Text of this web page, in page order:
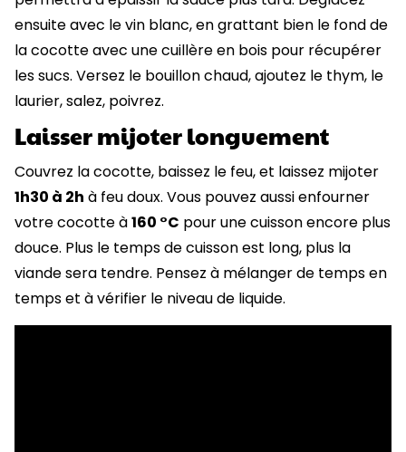
ensuite avec le vin blanc, en grattant bien le fond de
la cocotte avec une cuillère en bois pour récupérer
les sucs. Versez le bouillon chaud, ajoutez le thym, le
laurier, salez, poivrez.
Laisser mijoter longuement
Couvrez la cocotte, baissez le feu, et laissez mijoter
1h30 à 2h à feu doux. Vous pouvez aussi enfourner
votre cocotte à160 °C pour une cuisson encore plus
douce. Plus le temps de cuisson est long, plus la
viande sera tendre. Pensez à mélanger de temps en
temps et à vérifier le niveau de liquide.